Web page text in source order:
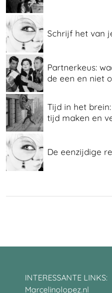
Schrijf het van
Partnerkeus:
de een en niet
Tijd in het
tijd maken en
De eenzijdige
INTERESSANTE LINKS:
Marcelinolopez.nl